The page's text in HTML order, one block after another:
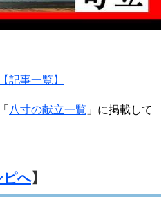
記事一覧】
八寸の献立一覧 」に掲載して
ピへ】